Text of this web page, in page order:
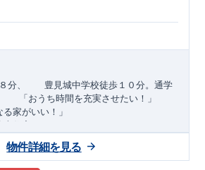
分、 豊見城中学校徒歩１０分。通学
「おうち時間を充実させたい！」
る家がいい！」
売住宅もありかも！」
（火・水曜日定休日、年末年始休み）
物件詳細を見る